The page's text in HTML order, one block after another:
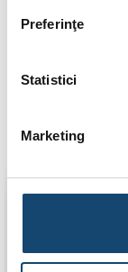
Preferinţe
Statistici
Marketing
priza 230V
pana la 3 kw
Produse